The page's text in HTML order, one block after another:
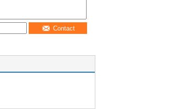
Contact